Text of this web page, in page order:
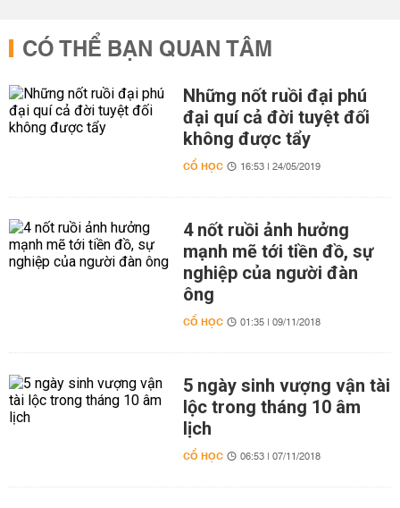
CÓ THỂ BẠN QUAN TÂM
Những nốt ruồi đại phú
đại quí cả đời tuyệt đối
không được tẩy
CỔ HỌC 16:53 | 24/05/2019
4 nốt ruồi ảnh hưởng
mạnh mẽ tới tiền đồ, sự
nghiệp của người đàn
ông
CỔ HỌC 01:35 | 09/11/2018
5 ngày sinh vượng vận tài
lộc trong tháng 10 âm
lịch
CỔ HỌC 06:53 | 07/11/2018